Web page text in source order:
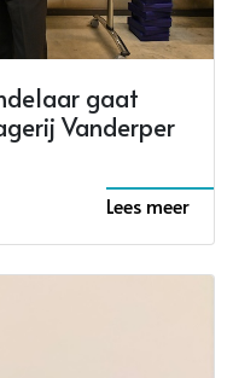
gaat
Vanderper
Lees meer